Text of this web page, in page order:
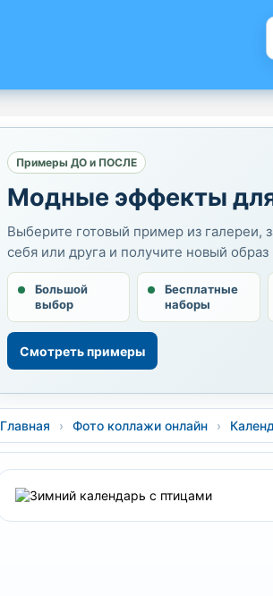
Примеры ДО и ПОСЛЕ
Модные эффекты
Выберите готовый пример из галереи,
себя или друга и получите новый образ
Большой
выбор
Бесплатные
наборы
Смотреть примеры
Главная › Фото коллажи онлайн ›